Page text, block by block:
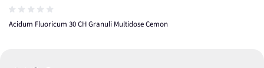
Acidum Fluoricum 30 CH Granuli Multidose Cemon